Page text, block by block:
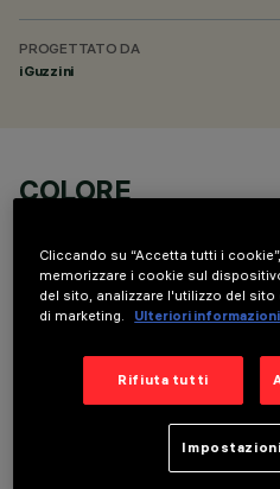
PROGETTATO DA
iGuzzini
COLORE
COMPONENTI
Cliccando su “Accetta tutti i
memorizzare i cookie sul
del sito, analizzare l'utilizzo del
di marketing.
Ulteriori informazioni
Rifiuta tutti